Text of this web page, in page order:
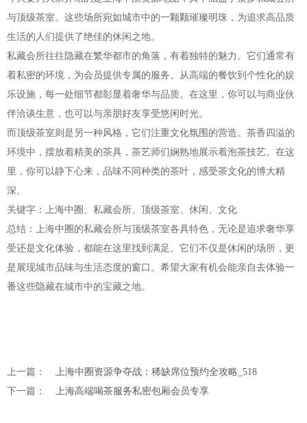
与顶级茶室。这些场所宛如城市中的一颗颗璀璨明珠，为追求高品质
生活的人们提供了绝佳的休闲之地。
私藏会所往往隐藏在繁华都市的角落，有着独特的魅力。它们通常有
着私密的环境，为会员提供专属的服务。从高端的餐饮到个性化的娱
乐设施，每一处细节都彰显着奢华与品质。在这里，你可以与商业伙
伴洽谈生意，也可以与亲朋好友享受悠闲时光。
而顶级茶室则是另一种风格，它们注重文化氛围的营造。茶香四溢的
环境中，摆放着精美的茶具，茶艺师们娴熟地展示着泡茶技艺。在这
里，你可以静下心来，品味不同种类的茶叶，感受茶文化的博大精
深。
关键字：上海中圈、私藏会所、顶级茶室、休闲、文化
总结：上海中圈的私藏会所与顶级茶室各具特色，无论是追求奢华享
受还是文化体验，都能在这里找到满足。它们不仅是休闲的场所，更
是展现城市品味与生活态度的窗口。希望大家有机会能亲自去体验一
番这些隐藏在城市中的宝藏之地。
上一篇：
上海中圈资源争夺战：稀缺席位预约全攻略_518
下一篇：
上海高端喝茶服务私密包厢会员专享